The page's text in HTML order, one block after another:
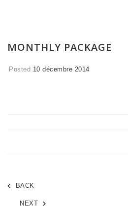
MONTHLY PACKAGE
Posted 10 décembre 2014
BACK
NEXT